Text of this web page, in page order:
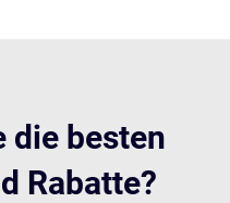
die besten
Rabatte?